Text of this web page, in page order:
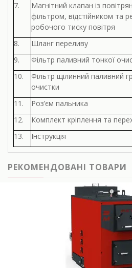
7.
Магнітний клапан із
фільтром, відстійником та
робочого тиску повітря
8. Шланг переливу
9.
Фільтр паливний тонкої
10.
Фільтр щілинний паливний
очистки
11. Роз’єм пальника
12.
Комплект кріплення та
13.
Інструкція
РЕКОМЕНДОВАНІ ТОВАРИ